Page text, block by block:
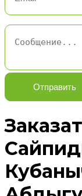
Отправить